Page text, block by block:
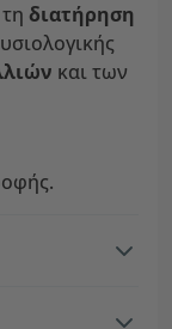
διατήρηση
και των